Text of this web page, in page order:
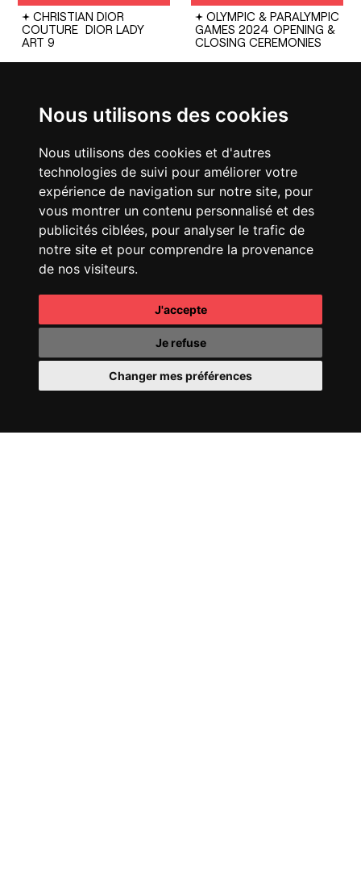
Nous utilisons des cookies
Nous utilisons des cookies et d'autres
technologies de suivi pour améliorer votre
expérience de navigation sur notre site, pour
vous montrer un contenu personnalisé et des
publicités ciblées, pour analyser le trafic de
notre site et pour comprendre la provenance
de nos visiteurs.
J'accepte
Je refuse
Changer mes préférences
CHRISTIAN DIOR
COUTURE DIOR LADY
ART 9
OLYMPIC & PARALYMPIC
GAMES 2024 OPENING &
CLOSING CEREMONIES
CHANEL 25 HANDBAG FENDI SPRING SUMMER
25 SHOW
CHANEL COCO
CHANEL OMBRE